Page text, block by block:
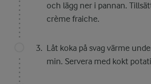
och lägg ner i pannan.
crème fraiche.
Låt koka på svag värme
min. Servera med kokt